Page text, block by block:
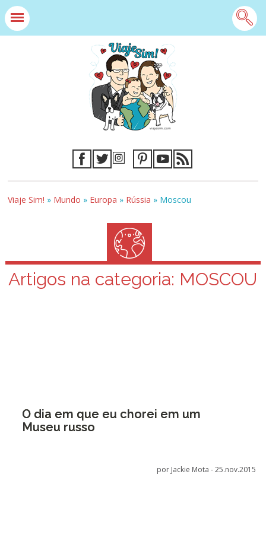
Viaje Sim! » Mundo » Europa » Rússia » Moscou
Artigos na categoria: MOSCOU
O dia em que eu chorei em um
Museu russo
por Jackie Mota -25.nov.2015